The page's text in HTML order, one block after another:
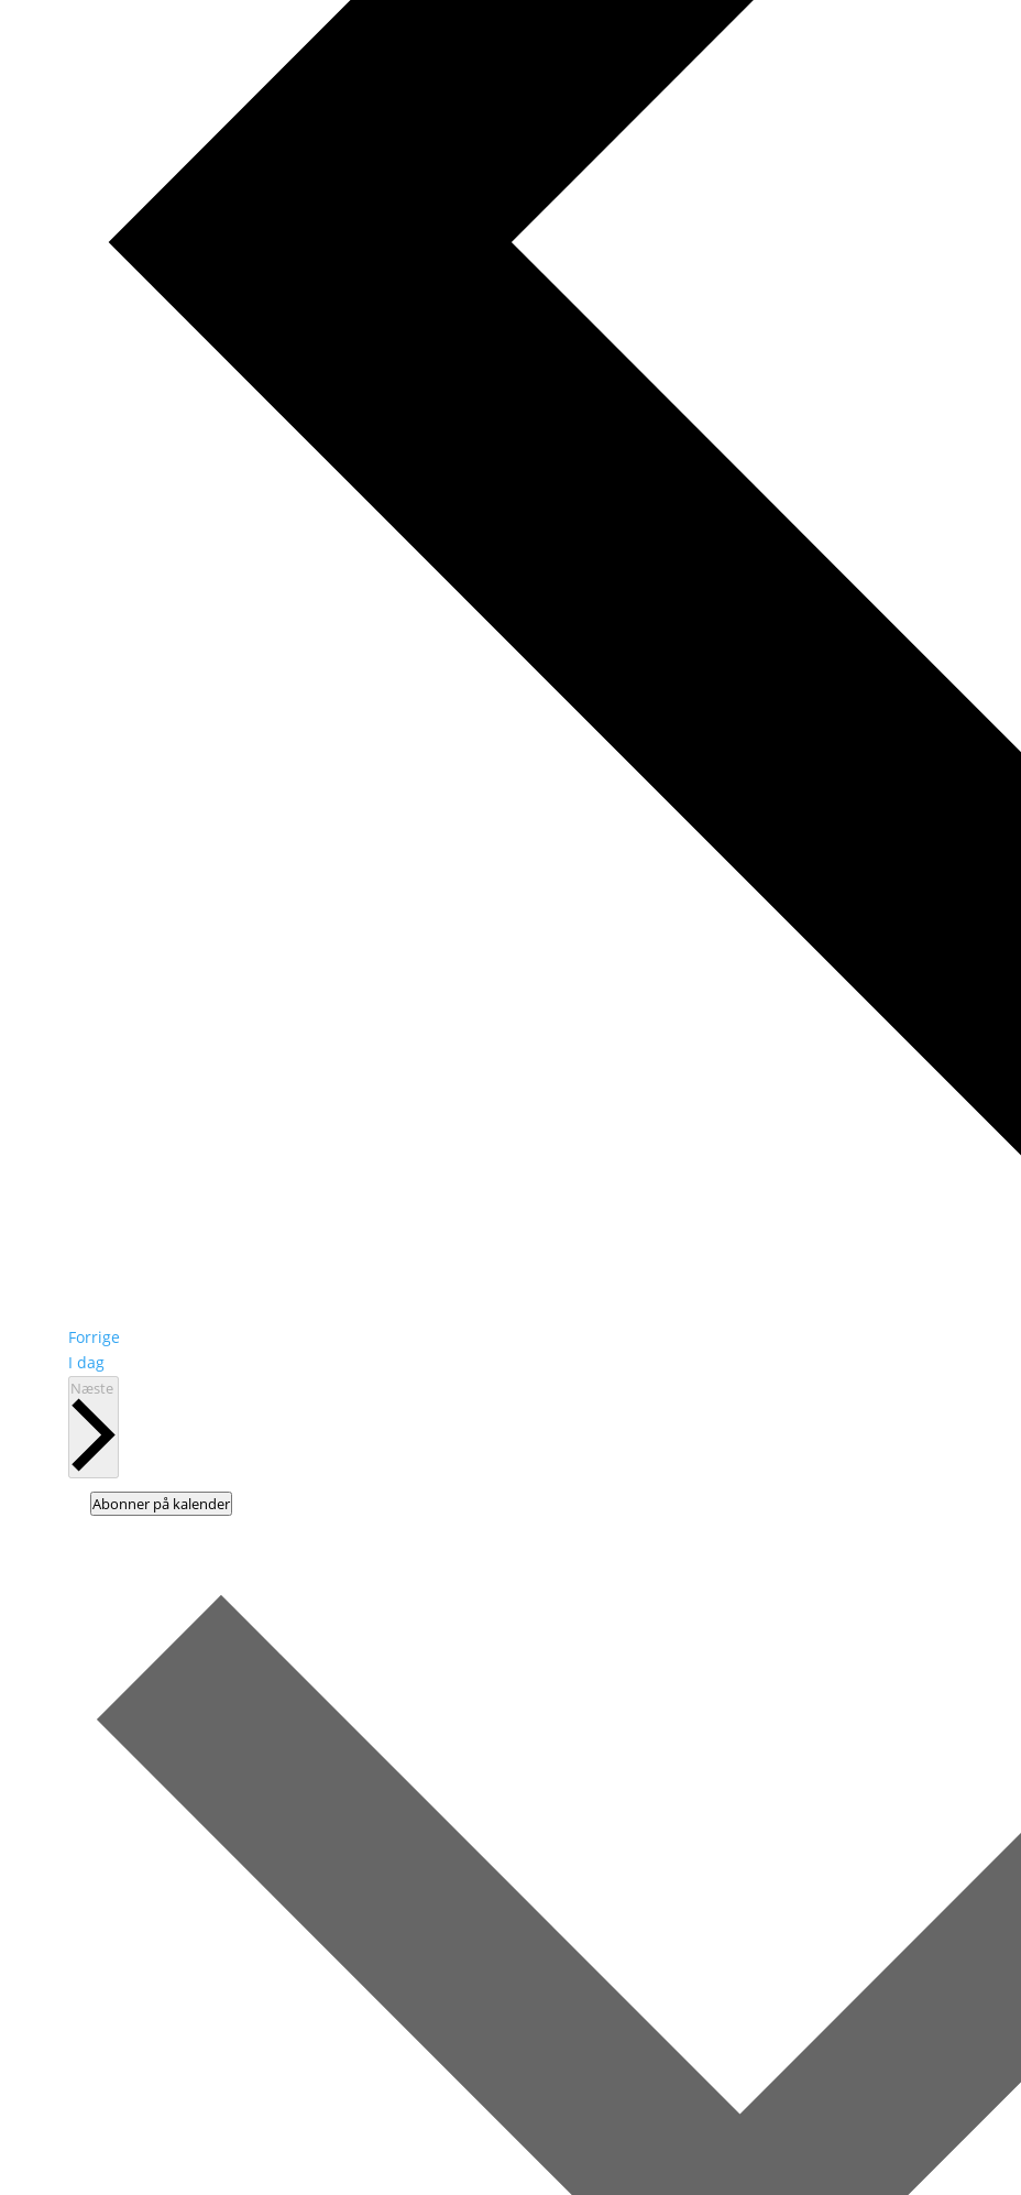
ForrigeBegivenheder
I dag
Næste
Abonner på kalender